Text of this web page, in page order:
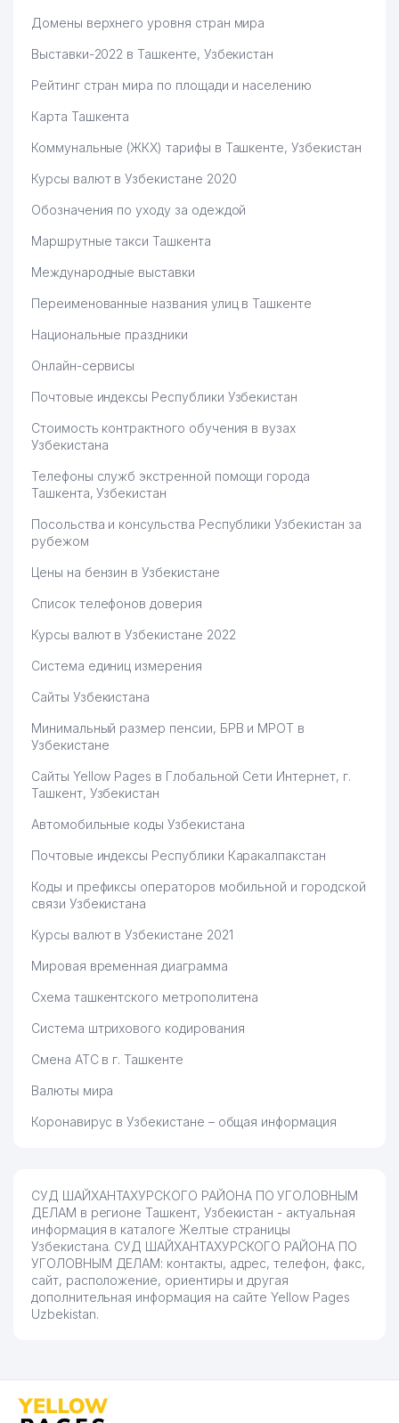
Домены верхнего уровня стран мира
Выставки-2022 в Ташкенте, Узбекистан
Рейтинг стран мира по площади и населению
Карта Ташкента
Коммунальные (ЖКХ) тарифы в Ташкенте, Узбекистан
Курсы валют в Узбекистане 2020
Обозначения по уходу за одеждой
Маршрутные такси Ташкента
Международные выставки
Переименованные названия улиц в Ташкенте
Национальные праздники
Онлайн-сервисы
Почтовые индексы Республики Узбекистан
Стоимость контрактного обучения в вузах
Узбекистана
Телефоны служб экстренной помощи города
Ташкента, Узбекистан
Посольства и консульства Республики Узбекистан за
рубежом
Цены на бензин в Узбекистане
Список телефонов доверия
Курсы валют в Узбекистане 2022
Система единиц измерения
Сайты Узбекистана
Минимальный размер пенсии, БРВ и МРОТ в
Узбекистане
Сайты Yellow Pages в Глобальной Сети Интернет, г.
Ташкент, Узбекистан
Автомобильные коды Узбекистана
Почтовые индексы Республики Каракалпакстан
Коды и префиксы операторов мобильной и городской
связи Узбекистана
Курсы валют в Узбекистане 2021
Мировая временная диаграмма
Схема ташкентского метрополитена
Система штрихового кодирования
Смена АТС в г. Ташкенте
Валюты мира
Коронавирус в Узбекистане – общая информация
СУД ШАЙХАНТАХУРСКОГО РАЙОНА ПО УГОЛОВНЫМ
ДЕЛАМ в регионе Ташкент, Узбекистан - актуальная
информация в каталоге Желтые страницы
Узбекистана. СУД ШАЙХАНТАХУРСКОГО РАЙОНА ПО
УГОЛОВНЫМ ДЕЛАМ: контакты, адрес, телефон, факс,
сайт, расположение, ориентиры и другая
дополнительная информация на сайте Yellow Pages
Uzbekistan.